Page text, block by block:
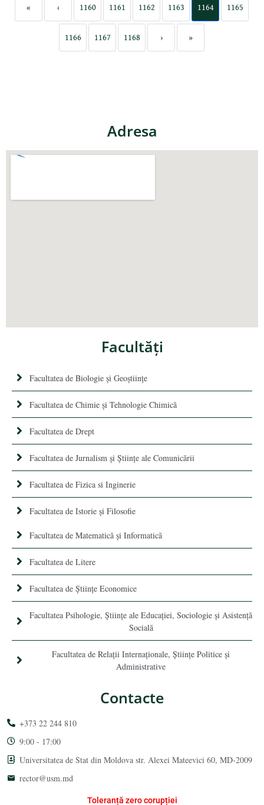
« ‹ 1160 1161 1162 1163 1164 1165
1166 1167 1168 › »
Adresa
Facultăţi
Facultatea de Biologie și Geoștiințe
Facultatea de Chimie şi Tehnologie Chimică
Facultatea de Drept
Facultatea de Jurnalism şi Ştiinţe ale Comunicării
Facultatea de Fizica si Inginerie
Facultatea de Istorie şi Filosofie
Facultatea de Matematică şi Informatică
Facultatea de Litere
Facultatea de Științe Economice
Facultatea Psihologie, Ştiinţe ale Educaţiei, Sociologie și Asistență
Socială
Facultatea de Relaţii Internaţionale, Ştiinţe Politice şi
Administrative
Contacte
+373 22 244 810
9:00 - 17:00
Universitatea de Stat din Moldova str. Alexei Mateevici 60, MD-2009
rector@usm.md
Toleranță zero corupției